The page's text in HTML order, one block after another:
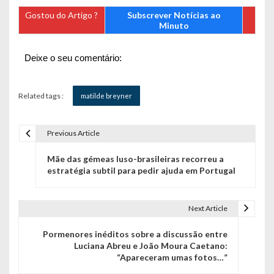
Gostou do Artigo ?
Subscrever Notícias ao
Minuto
Deixe o seu comentário:
Related tags : matilde breyner
Previous Article
Mãe das gémeas luso-brasileiras recorreu a
estratégia subtil para pedir ajuda em Portugal
Next Article
Pormenores inéditos sobre a discussão entre
Luciana Abreu e João Moura Caetano:
“Apareceram umas fotos…”